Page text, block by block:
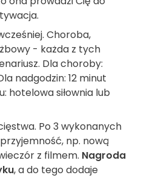
Choroba,
- każda z tych
Dla choroby:
nadgodzin: 12 minut
hotelowa siłownia lub
Po 3 wykonanych
np. nową
z filmem. Nagroda
, a do tego dodaje